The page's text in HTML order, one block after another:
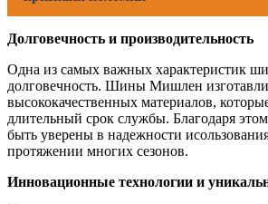
Долговечность и производительность
Одна из самых важных характеристик
долговечность. Шины Мишлен
высококачественных материалов,
длительный срок службы. Благодаря
быть уверены в надежности
протяжении многих сезонов.
Инновационные технологии и